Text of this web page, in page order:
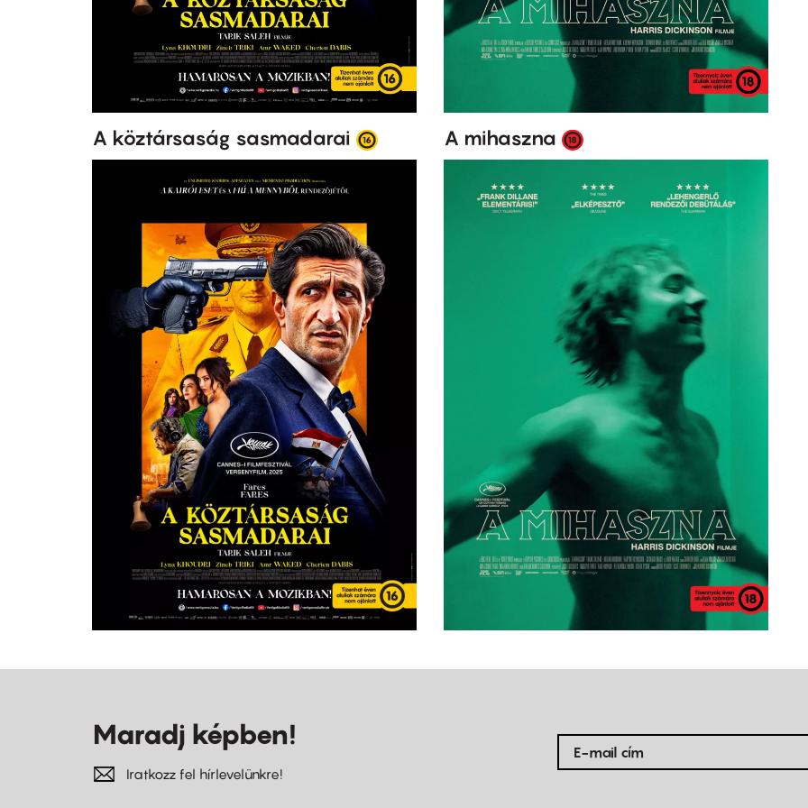
A köztársaság sasmadarai A mihaszna
Maradj képben!
Iratkozz fel hírlevelünkre!